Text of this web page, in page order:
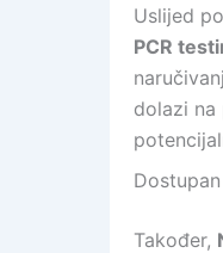
Uslijed
PCR
dolazi na
Također,